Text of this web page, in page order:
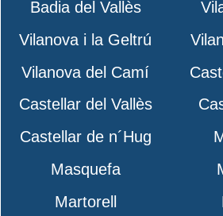
Badia del Vallès
Vilanova i la Geltrú
Vilanova del Camí
Castellar del Vallès
Castellar de n´Hug
Masquefa
Martorell